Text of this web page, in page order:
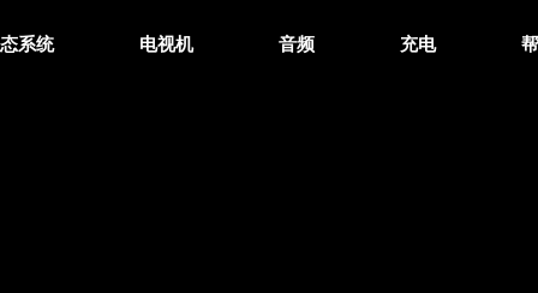
系统 电视机 音频 充电